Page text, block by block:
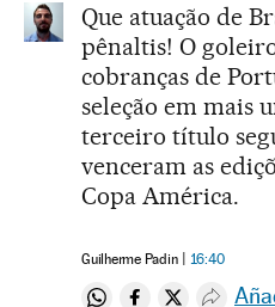
Que atuação de
pênaltis! O
cobranças de
seleção em mais
terceiro título
venceram as
Copa América.
Guilherme Padin 16:40